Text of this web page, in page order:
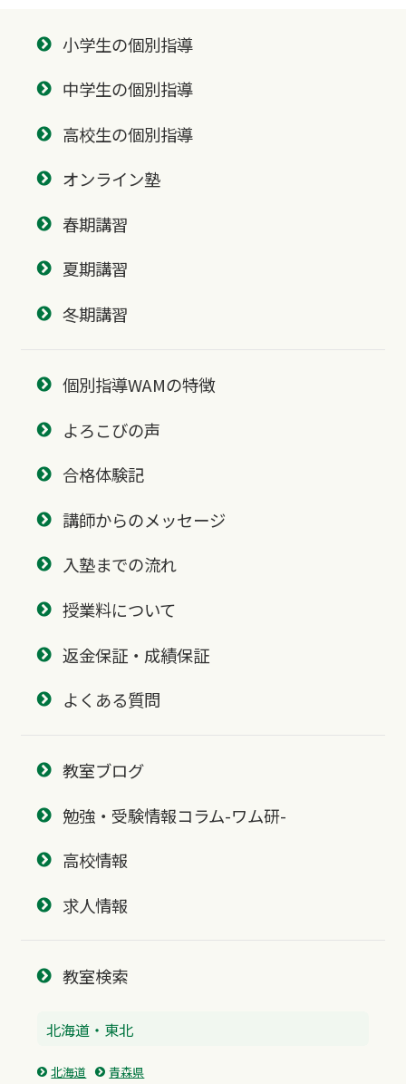
小学生の個別指導
中学生の個別指導
高校生の個別指導
オンライン塾
春期講習
夏期講習
冬期講習
個別指導WAMの特徴
よろこびの声
合格体験記
講師からのメッセージ
入塾までの流れ
授業料について
返金保証・成績保証
よくある質問
教室ブログ
勉強・受験情報コラム-ワム研-
高校情報
求人情報
教室検索
北海道・東北
北海道 青森県